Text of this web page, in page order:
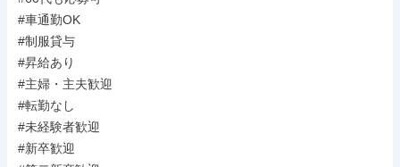
#車通勤OK
#制服貸与
#昇給あり
#主婦・主夫歓迎
#転勤なし
#未経験者歓迎
#新卒歓迎